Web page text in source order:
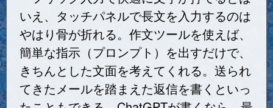
いえ、タッチパネルで長文を入力するのは
やはり骨が折れる。作文ツールを使えば、
簡単な指示（プロンプト）を出すだけで、
きちんとした文面を考えてくれる。送られ
てきたメールを踏まえた返信を書くといっ